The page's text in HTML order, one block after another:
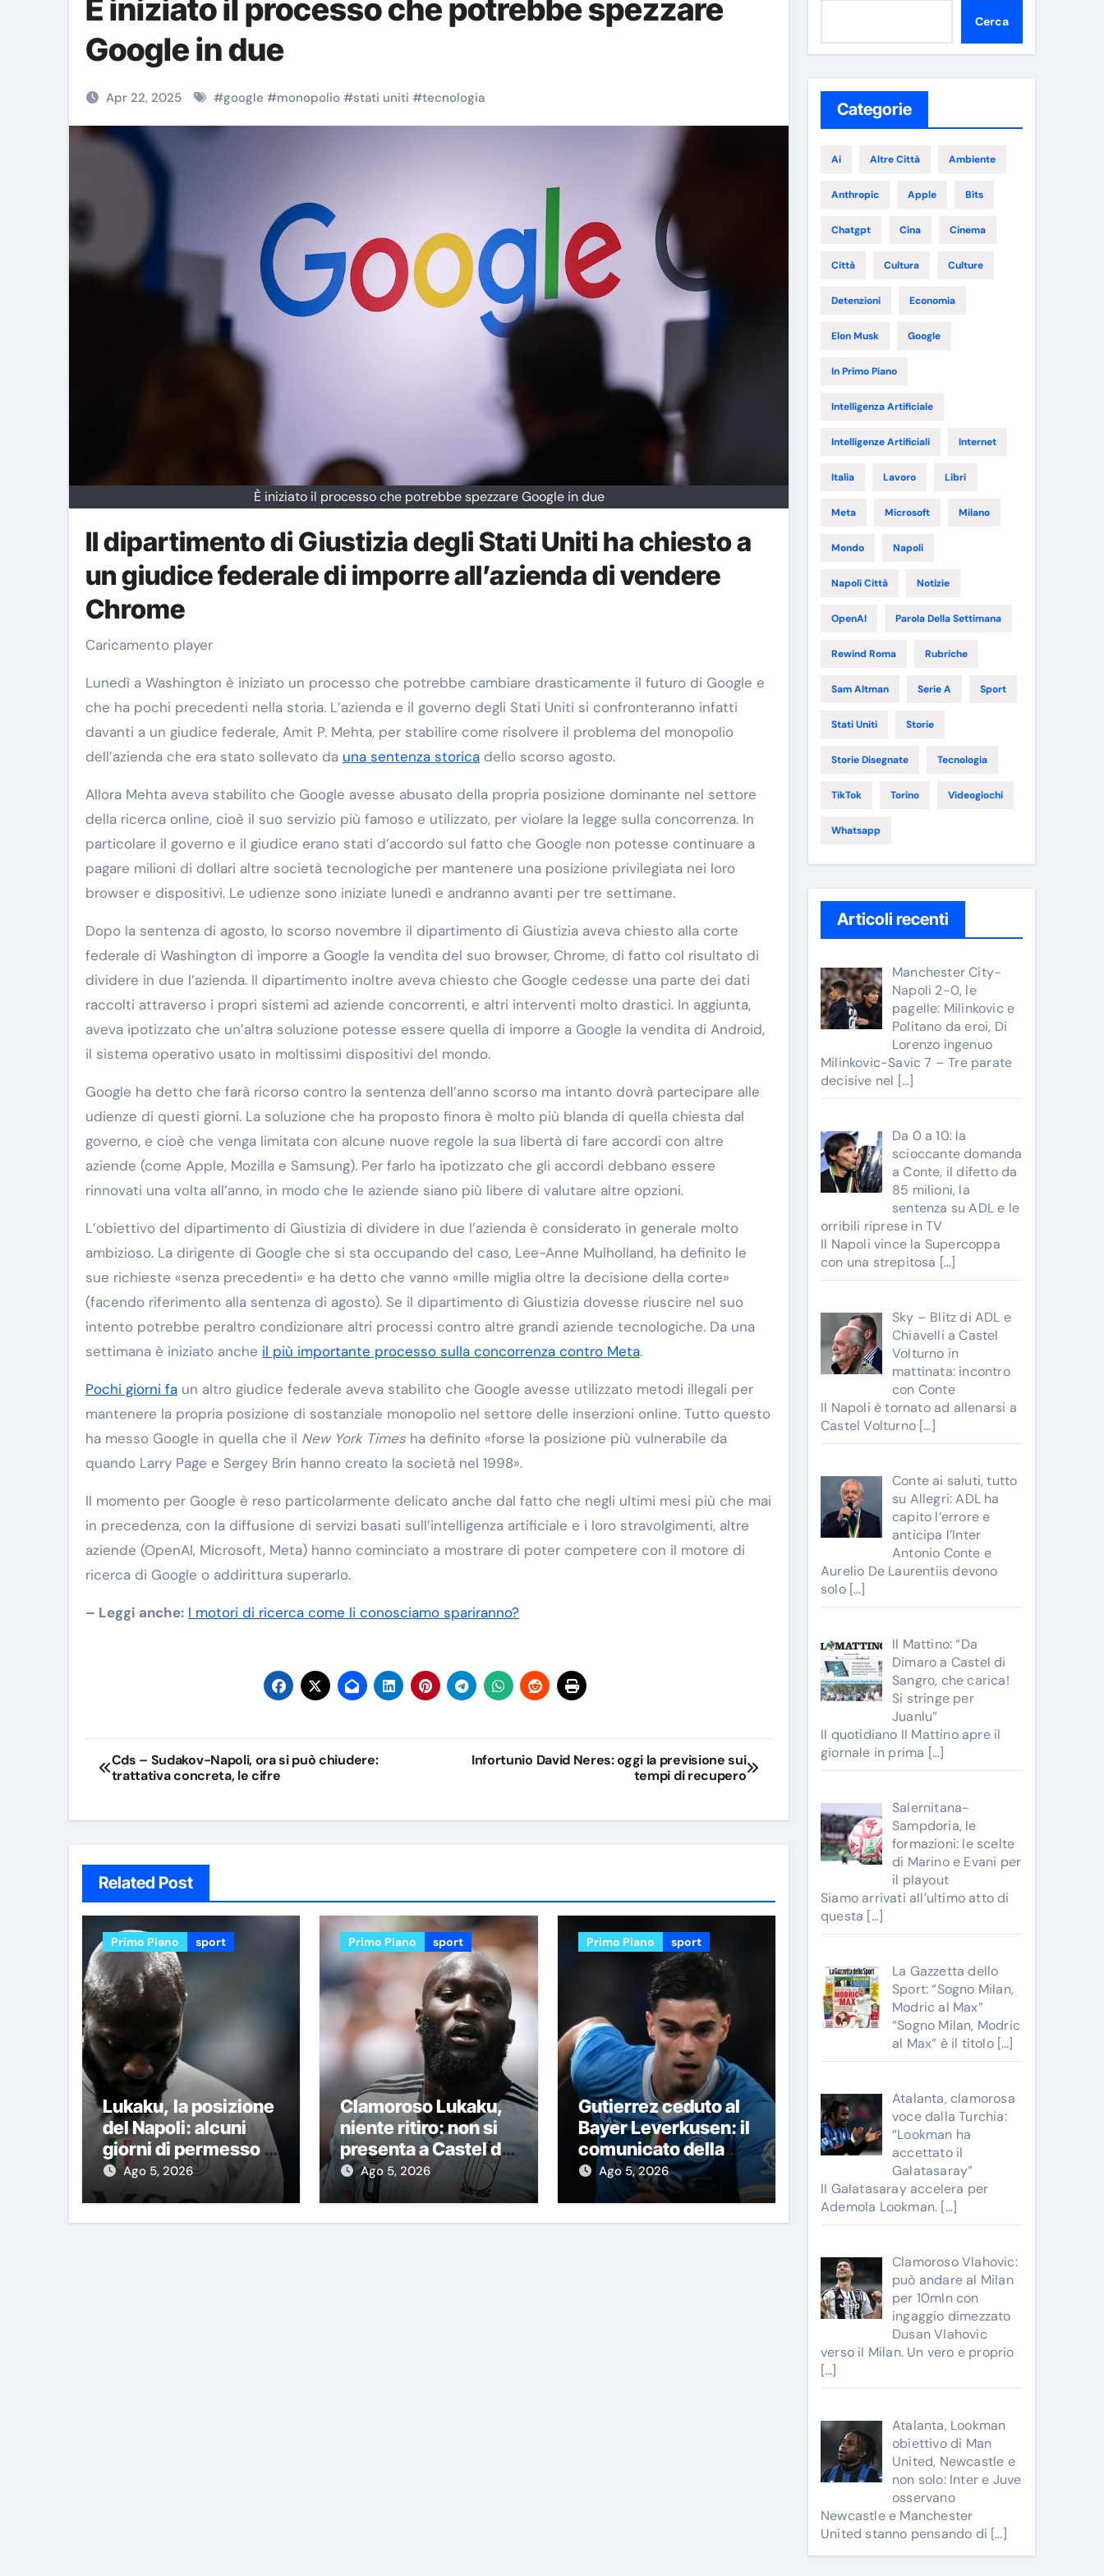
È iniziato il processo che potrebbe spezzare
Google in due
Apr 22, 2025 #google #monopolio #stati uniti #tecnologia
È iniziato il processo che potrebbe spezzare Google in due
Il dipartimento di Giustizia degli Stati Uniti ha chiesto a
un giudice federale di imporre all’azienda di vendere
Chrome
Caricamento player
Lunedì a Washington è iniziato un processo che potrebbe cambiare drasticamente il futuro di Google e
che ha pochi precedenti nella storia. L’azienda e il governo degli Stati Uniti si confronteranno infatti
davanti a un giudice federale, Amit P. Mehta, per stabilire come risolvere il problema del monopolio
dell’azienda che era stato sollevato da una sentenza storica dello scorso agosto.
Allora Mehta aveva stabilito che Google avesse abusato della propria posizione dominante nel settore
della ricerca online, cioè il suo servizio più famoso e utilizzato, per violare la legge sulla concorrenza. In
particolare il governo e il giudice erano stati d’accordo sul fatto che Google non potesse continuare a
pagare milioni di dollari altre società tecnologiche per mantenere una posizione privilegiata nei loro
browser e dispositivi. Le udienze sono iniziate lunedì e andranno avanti per tre settimane.
Dopo la sentenza di agosto, lo scorso novembre il dipartimento di Giustizia aveva chiesto alla corte
federale di Washington di imporre a Google la vendita del suo browser, Chrome, di fatto col risultato di
dividere in due l’azienda. Il dipartimento inoltre aveva chiesto che Google cedesse una parte dei dati
raccolti attraverso i propri sistemi ad aziende concorrenti, e altri interventi molto drastici. In aggiunta,
aveva ipotizzato che un’altra soluzione potesse essere quella di imporre a Google la vendita di Android,
il sistema operativo usato in moltissimi dispositivi del mondo.
Google ha detto che farà ricorso contro la sentenza dell’anno scorso ma intanto dovrà partecipare alle
udienze di questi giorni. La soluzione che ha proposto finora è molto più blanda di quella chiesta dal
governo, e cioè che venga limitata con alcune nuove regole la sua libertà di fare accordi con altre
aziende (come Apple, Mozilla e Samsung). Per farlo ha ipotizzato che gli accordi debbano essere
rinnovati una volta all’anno, in modo che le aziende siano più libere di valutare altre opzioni.
L’obiettivo del dipartimento di Giustizia di dividere in due l’azienda è considerato in generale molto
ambizioso. La dirigente di Google che si sta occupando del caso, Lee-Anne Mulholland, ha definito le
sue richieste «senza precedenti» e ha detto che vanno «mille miglia oltre la decisione della corte»
(facendo riferimento alla sentenza di agosto). Se il dipartimento di Giustizia dovesse riuscire nel suo
intento potrebbe peraltro condizionare altri processi contro altre grandi aziende tecnologiche. Da una
settimana è iniziato anche il più importante processo sulla concorrenza contro Meta.
Pochi giorni fa un altro giudice federale aveva stabilito che Google avesse utilizzato metodi illegali per
mantenere la propria posizione di sostanziale monopolio nel settore delle inserzioni online. Tutto questo
ha messo Google in quella che il New York Times ha definito «forse la posizione più vulnerabile da
quando Larry Page e Sergey Brin hanno creato la società nel 1998».
Il momento per Google è reso particolarmente delicato anche dal fatto che negli ultimi mesi più che mai
in precedenza, con la diffusione di servizi basati sull’intelligenza artificiale e i loro stravolgimenti, altre
aziende (OpenAI, Microsoft, Meta) hanno cominciato a mostrare di poter competere con il motore di
ricerca di Google o addirittura superarlo.
– Leggi anche: I motori di ricerca come li conosciamo spariranno?
Navigazione
articoli
Cds – Sudakov-Napoli, ora si può chiudere:
trattativa concreta, le cifre
Infortunio David Neres: oggi la previsione sui
tempi di recupero
Related Post
Primo Piano sport
Lukaku, la posizione
del Napoli: alcuni
giorni di permesso e
poi si aggregherà
Ago 5, 2026
Primo Piano sport
Clamoroso Lukaku,
niente ritiro: non si
presenta a Castel di
Sangro
Ago 5, 2026
Primo Piano sport
Gutierrez ceduto al
Bayer Leverkusen: il
comunicato della
SSC Napoli
Ago 5, 2026
Cerca
Categorie
Ai Altre Città Ambiente
Anthropic Apple Bits
Chatgpt Cina Cinema
Città Cultura Culture
Detenzioni Economia
Elon Musk Google
In Primo Piano
Intelligenza Artificiale
Intelligenze Artificiali Internet
Italia Lavoro Libri
Meta Microsoft Milano
Mondo Napoli
Napoli Città Notizie
OpenAI Parola Della Settimana
Rewind Roma Rubriche
Sam Altman Serie A Sport
Stati Uniti Storie
Storie Disegnate Tecnologia
TikTok Torino Videogiochi
Whatsapp
Articoli recenti
Manchester City-
Napoli 2-0, le
pagelle: Milinkovic e
Politano da eroi, Di
Lorenzo ingenuo
Milinkovic-Savic 7 – Tre parate
decisive nel […]
Da 0 a 10: la
scioccante domanda
a Conte, il difetto da
85 milioni, la
sentenza su ADL e le
orribili riprese in TV
Il Napoli vince la Supercoppa
con una strepitosa […]
Sky – Blitz di ADL e
Chiavelli a Castel
Volturno in
mattinata: incontro
con Conte
Il Napoli è tornato ad allenarsi a
Castel Volturno […]
Conte ai saluti, tutto
su Allegri: ADL ha
capito l’errore e
anticipa l’Inter
Antonio Conte e
Aurelio De Laurentiis devono
solo […]
Il Mattino: “Da
Dimaro a Castel di
Sangro, che carica!
Si stringe per
Juanlu”
Il quotidiano Il Mattino apre il
giornale in prima […]
Salernitana-
Sampdoria, le
formazioni: le scelte
di Marino e Evani per
il playout
Siamo arrivati all’ultimo atto di
questa […]
La Gazzetta dello
Sport: “Sogno Milan,
Modric al Max”
“Sogno Milan, Modric
al Max” è il titolo […]
Atalanta, clamorosa
voce dalla Turchia:
“Lookman ha
accettato il
Galatasaray”
II Galatasaray accelera per
Ademola Lookman. […]
Clamoroso Vlahovic:
può andare al Milan
per 10mln con
ingaggio dimezzato
Dusan Vlahovic
verso il Milan. Un vero e proprio
[…]
Atalanta, Lookman
obiettivo di Man
United, Newcastle e
non solo: Inter e Juve
osservano
Newcastle e Manchester
United stanno pensando di […]